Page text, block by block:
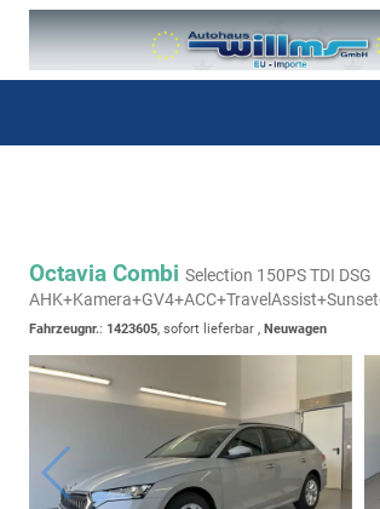
Octavia Combi Selection 150PS TDI DSG
Fahrzeugnr.: 1423605, sofort lieferbar , Neuwagen